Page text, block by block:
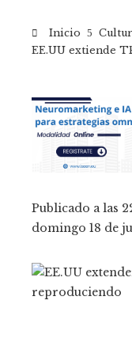
Inicio
EE.UU extiende
Publicado a las
domingo 18 de
reproduciendo